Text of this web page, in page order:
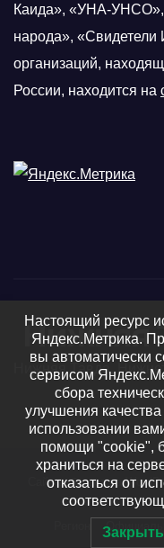
Каида», «УНА-УНСО»,
народа»,
организаций,
России, находится на
Нижняя
Нижняя Тавда,
Сайт работает на
Настоящий ресурс
Яндекс.Метрика.
вы автоматически
сервисом
сбора
улучшения
использовании
помощи "cookie",
храниться на
отказаться от
Закрыть